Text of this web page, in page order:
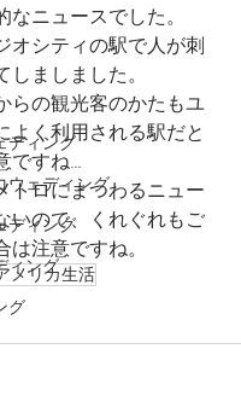
ディング
ウェディング
ディング
ィング
グ
ニュースでした。
オシティの駅で人が刺
ましました。
らの観光客のかたもユ
よく利用される駅だと
ですね…
トロにまつわるニュー
いので、くれぐれもご
注意ですね。
メリカ生活